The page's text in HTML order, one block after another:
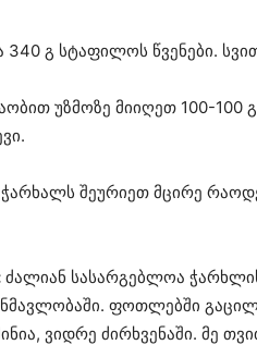
გ სტაფილოს წვენები.
უზმოზე მიიღეთ 100-100
შეურიეთ მცირე
ძალიან სასარგებლოა
ფოთლებში
ვიდრე ძირხვენაში. მე